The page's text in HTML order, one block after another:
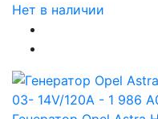
Нет в наличии